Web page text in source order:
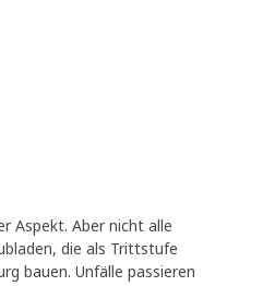
Aspekt. Aber nicht alle
die als Trittstufe
bauen. Unfälle passieren